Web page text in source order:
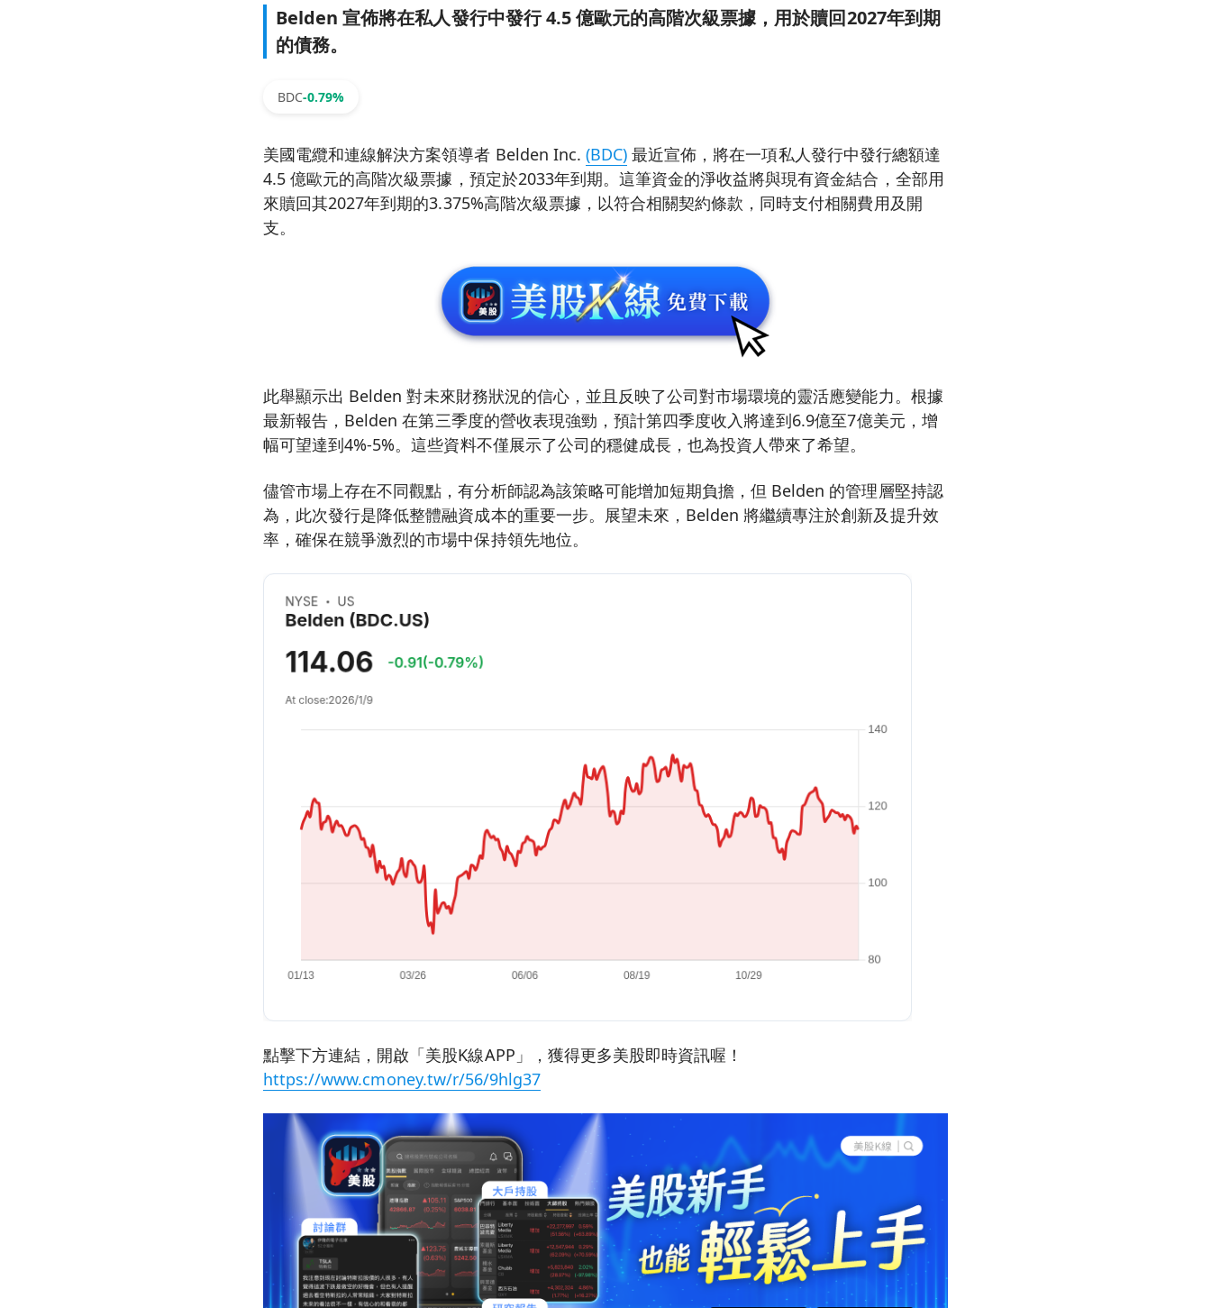
Belden 宣佈將在私人發行中發行 4.5 億歐元的高階次級票據，用於贖回2027年到期
的債務。
BDC-0.79%
美國電纜和連線解決方案領導者 Belden Inc. (BDC) 最近宣佈，將在一項私人發行中發行總額達
4.5 億歐元的高階次級票據，預定於2033年到期。這筆資金的淨收益將與現有資金結合，全部用
來贖回其2027年到期的3.375%高階次級票據，以符合相關契約條款，同時支付相關費用及開
支。
此舉顯示出 Belden 對未來財務狀況的信心，並且反映了公司對市場環境的靈活應變能力。根據
最新報告，Belden 在第三季度的營收表現強勁，預計第四季度收入將達到6.9億至7億美元，增
幅可望達到4%-5%。這些資料不僅展示了公司的穩健成長，也為投資人帶來了希望。
儘管市場上存在不同觀點，有分析師認為該策略可能增加短期負擔，但 Belden 的管理層堅持認
為，此次發行是降低整體融資成本的重要一步。展望未來，Belden 將繼續專注於創新及提升效
率，確保在競爭激烈的市場中保持領先地位。
點擊下方連結，開啟「美股K線APP」，獲得更多美股即時資訊喔！
https://www.cmoney.tw/r/56/9hlg37